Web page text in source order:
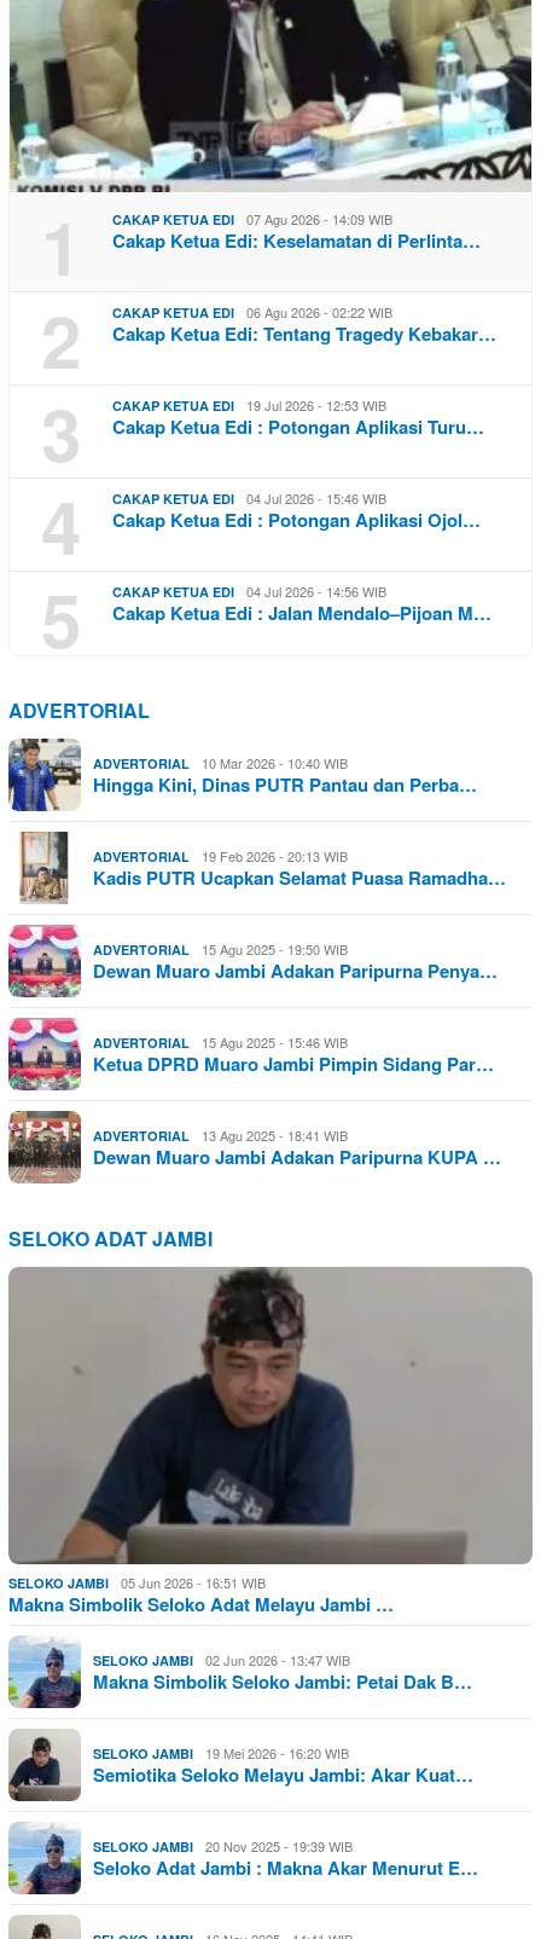
1 CAKAP KETUA EDI 07 Agu 2026 - 14:09 WIB
Cakap Ketua Edi: Keselamatan di Perlinta…
2 CAKAP KETUA EDI 06 Agu 2026 - 02:22 WIB
Cakap Ketua Edi: Tentang Tragedy Kebakar…
3 CAKAP KETUA EDI 19 Jul 2026 - 12:53 WIB
Cakap Ketua Edi : Potongan Aplikasi Turu…
4 CAKAP KETUA EDI 04 Jul 2026 - 15:46 WIB
Cakap Ketua Edi : Potongan Aplikasi Ojol…
5 CAKAP KETUA EDI 04 Jul 2026 - 14:56 WIB
Cakap Ketua Edi : Jalan Mendalo–Pijoan M…
ADVERTORIAL
ADVERTORIAL 10 Mar 2026 - 10:40 WIB
Hingga Kini, Dinas PUTR Pantau dan Perba…
ADVERTORIAL 19 Feb 2026 - 20:13 WIB
Kadis PUTR Ucapkan Selamat Puasa Ramadha…
ADVERTORIAL 15 Agu 2025 - 19:50 WIB
Dewan Muaro Jambi Adakan Paripurna Penya…
ADVERTORIAL 15 Agu 2025 - 15:46 WIB
Ketua DPRD Muaro Jambi Pimpin Sidang Par…
ADVERTORIAL 13 Agu 2025 - 18:41 WIB
Dewan Muaro Jambi Adakan Paripurna KUPA …
SELOKO ADAT JAMBI
SELOKO JAMBI 05 Jun 2026 - 16:51 WIB
Makna Simbolik Seloko Adat Melayu Jambi …
SELOKO JAMBI 02 Jun 2026 - 13:47 WIB
Makna Simbolik Seloko Jambi: Petai Dak B…
SELOKO JAMBI 19 Mei 2026 - 16:20 WIB
Semiotika Seloko Melayu Jambi: Akar Kuat…
SELOKO JAMBI 20 Nov 2025 - 19:39 WIB
Seloko Adat Jambi : Makna Akar Menurut E…